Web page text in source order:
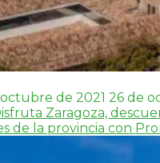
de 2021 26 de
Zaragoza,
de la provincia con